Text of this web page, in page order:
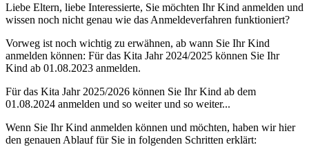
Liebe Eltern, liebe Interessierte, Sie möchten Ihr Kind anmelden und
wissen noch nicht genau wie das Anmeldeverfahren funktioniert?
Vorweg ist noch wichtig zu erwähnen, ab wann Sie Ihr Kind
anmelden können: Für das Kita Jahr 2024/2025 können Sie Ihr
Kind ab 01.08.2023 anmelden.
Für das Kita Jahr 2025/2026 können Sie Ihr Kind ab dem
01.08.2024 anmelden und so weiter und so weiter...
Wenn Sie Ihr Kind anmelden können und möchten, haben wir hier
den genauen Ablauf für Sie in folgenden Schritten erklärt: